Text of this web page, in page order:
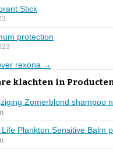
Stick
protection
rexona →
klachten in
Zomerblond shampoo
Plankton Sensitive Balm